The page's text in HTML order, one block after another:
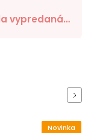
vypredaná…
Novinka
Next